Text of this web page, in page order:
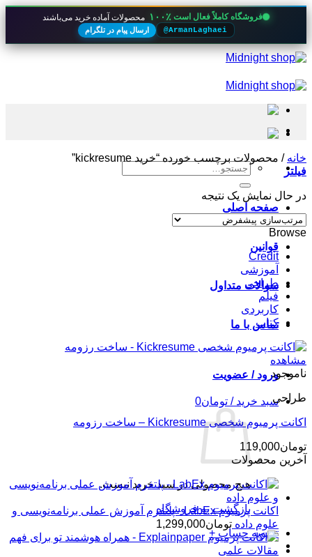
فروشگاه کاملاً فعال است ۱۰۰٪ محصولات آماده خرید می‌باشند
@ArmanLaghaei ارسال پیام در تلگرام
Skip
to
جستجو
صفحه اصلی
قوانین
سوالات متداول
تماس با ما
ورود / عضویت
سبد خرید / تومان0
هیچ محصولی در سبد خرید نیست.
بازگشت به فروشگاه
تسویه حساب +
خانه / محصولات برچسب خورده “خرید kickresume”
فیلتر
در حال نمایش یک نتیجه
Browse
Credit
آموزشی
طراحی
فیلم
کاربردی
کتاب
مشاهده
ناموجود
طراحی
اکانت پرمیوم شخصی Kickresume – ساخت رزومه
تومان119,000
آخرین محصولات
اکانت پرمیوم LabEx - پلتفرم آموزش عملی برنامه‌نویسی و
علوم داده تومان1,299,000